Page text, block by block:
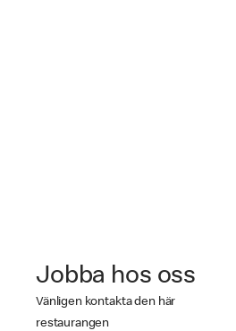
Jobba hos oss
Vänligen kontakta den här
restaurangen